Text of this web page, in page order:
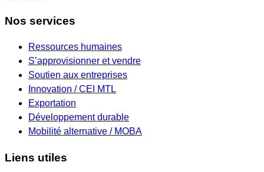
Nos services
Ressources humaines
S’approvisionner et vendre
Soutien aux entreprises
Innovation / CEI MTL
Exportation
Développement durable
Mobilité alternative / MOBA
Liens utiles